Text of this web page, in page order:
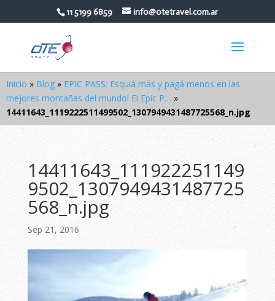
11 5199 6859 info@otetravel.com.ar
Inicio » Blog » EPIC PASS: Esquiá más y pagá menos en las
mejores montañas del mundo! El Epic P… »
14411643_1119222511499502_1307949431487725568_n.jpg
14411643_111922251149
9502_1307949431487725
568_n.jpg
Sep 21, 2016